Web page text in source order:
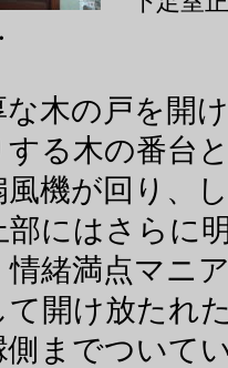
木の戸を開
する木の番台
風機が回り、
部にはさらに
情緒満点マニ
開け放たれ
側までついて